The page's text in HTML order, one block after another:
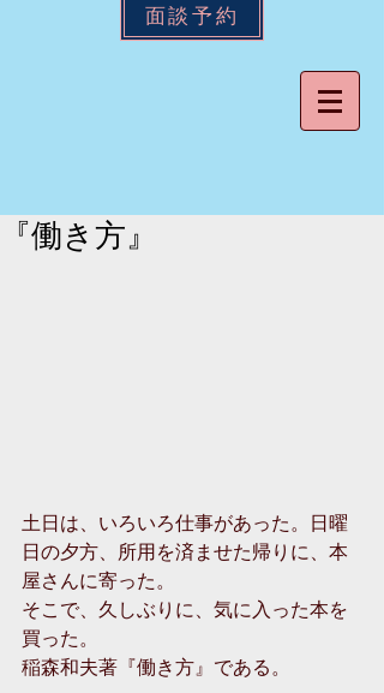
面談予約
『働き方』
土日は、いろいろ仕事があった。日曜
日の夕方、所用を済ませた帰りに、本
屋さんに寄った。
そこで、久しぶりに、気に入った本を
買った。
稲森和夫著『働き方』である。